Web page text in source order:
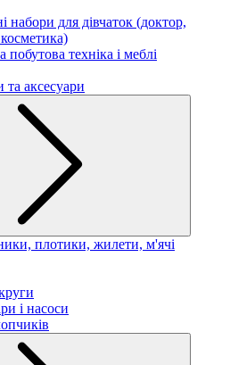
набори для дівчаток (доктор,
побутова техніка і меблі
та аксесуари
плотики, жилети, м'ячі
і насоси